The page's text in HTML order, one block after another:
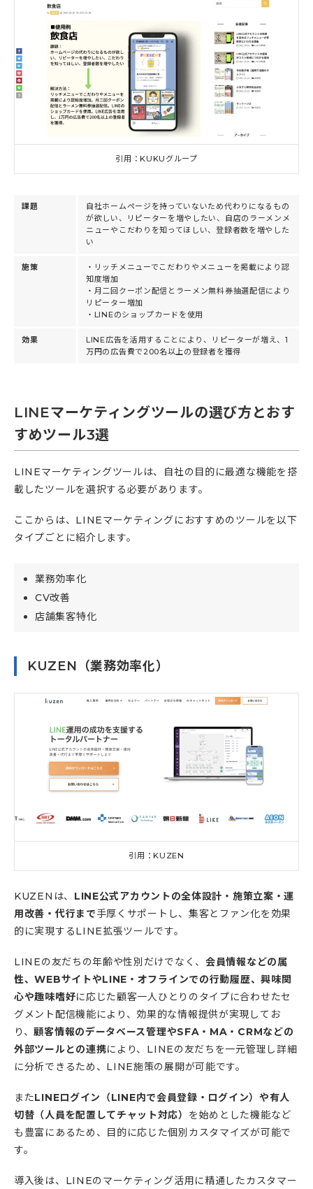
引用：KUKUグループ
課題
自社ホームページを持っていないため代わりになるもの
が欲しい、リピーターを増やしたい、自店のラーメンメ
ニューやこだわりを知ってほしい、登録者数を増やした
い
施策
・リッチメニューでこだわりやメニューを掲載により認
知度増加
・月二回クーポン配信とラーメン無料券抽選配信により
リピーター増加
・LINEのショップカードを使用
効果
LINE広告を活用することにより、リピーターが増え、1
万円の広告費で200名以上の登録者を獲得
LINEマーケティングツールの選び方とおす
すめツール3選
LINEマーケティングツールは、自社の目的に最適な機能を搭
載したツールを選択する必要があります。
ここからは、LINEマーケティングにおすすめのツールを以下
タイプごとに紹介します。
業務効率化
CV改善
店舗集客特化
KUZEN（業務効率化）
引用：KUZEN
KUZENは、 LINE公式アカウントの全体設計・施策立案・運
用改善・代行まで手厚くサポートし、集客とファン化を効果
的に実現するLINE拡張ツールです。
LINEの友だちの年齢や性別だけでなく、 会員情報などの属
性、WEBサイトやLINE・オフラインでの行動履歴、興味関
心や趣味嗜好に応じた顧客一人ひとりのタイプに合わせたセ
グメント配信機能により、効果的な情報提供が実現してお
り、顧客情報のデータベース管理やSFA・MA・CRMなどの
外部ツールとの連携により、LINEの友だちを一元管理し詳細
に分析できるため、LINE施策の展開が可能です。
またLINEログイン（LINE内で会員登録・ログイン）や有人
切替（人員を配置してチャット対応） を始めとした機能など
も豊富にあるため、目的に応じた個別カスタマイズが可能で
す。
導入後は、LINEのマーケティング活用に精通したカスタマー